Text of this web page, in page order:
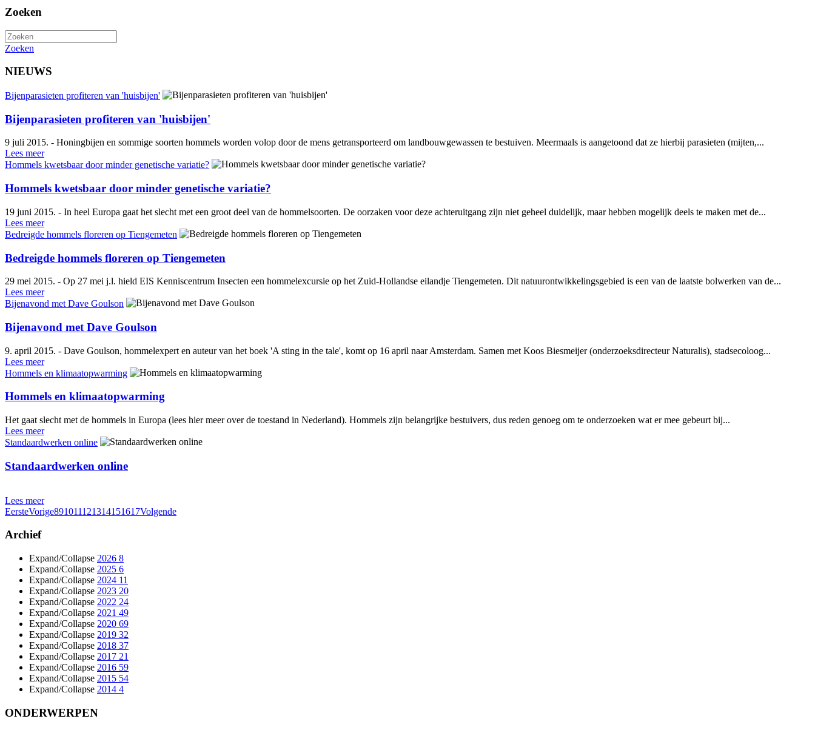
Zoeken
Zoeken
NIEUWS
Bijenparasieten profiteren van 'huisbijen'
Bijenparasieten profiteren van 'huisbijen'
9 juli 2015. - Honingbijen en sommige soorten hommels worden volop door de mens getransporteerd om landbouwgewassen te bestuiven. Meermaals is aangetoond dat ze hierbij parasieten (mijten,...
Lees meer
Hommels kwetsbaar door minder genetische variatie?
Hommels kwetsbaar door minder genetische variatie?
19 juni 2015. - In heel Europa gaat het slecht met een groot deel van de hommelsoorten. De oorzaken voor deze achteruitgang zijn niet geheel duidelijk, maar hebben mogelijk deels te maken met de...
Lees meer
Bedreigde hommels floreren op Tiengemeten
Bedreigde hommels floreren op Tiengemeten
29 mei 2015. - Op 27 mei j.l. hield EIS Kenniscentrum Insecten een hommelexcursie op het Zuid-Hollandse eilandje Tiengemeten. Dit natuurontwikkelingsgebied is een van de laatste bolwerken van de...
Lees meer
Bijenavond met Dave Goulson
Bijenavond met Dave Goulson
9. april 2015. - Dave Goulson, hommelexpert en auteur van het boek 'A sting in the tale', komt op 16 april naar Amsterdam. Samen met Koos Biesmeijer (onderzoeksdirecteur Naturalis), stadsecoloog...
Lees meer
Hommels en klimaatopwarming
Hommels en klimaatopwarming
Het gaat slecht met de hommels in Europa (lees hier meer over de toestand in Nederland). Hommels zijn belangrijke bestuivers, dus reden genoeg om te onderzoeken wat er mee gebeurt bij...
Lees meer
Standaardwerken online
Standaardwerken online
Lees meer
EersteVorige891011121314151617Volgende
Archief
Expand/Collapse 2026 8
Expand/Collapse 2025 6
Expand/Collapse 2024 11
Expand/Collapse 2023 20
Expand/Collapse 2022 24
Expand/Collapse 2021 49
Expand/Collapse 2020 69
Expand/Collapse 2019 32
Expand/Collapse 2018 37
Expand/Collapse 2017 21
Expand/Collapse 2016 59
Expand/Collapse 2015 54
Expand/Collapse 2014 4
ONDERWERPEN